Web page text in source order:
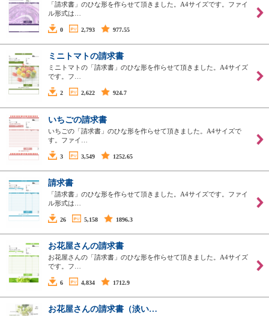
「請求書」のひな形を作らせて頂きました。A4サイズです。ファイ
ル形式は…
0 2,793 977.55
ミニトマトの請求書
ミニトマトの「請求書」のひな形を作らせて頂きました。A4サイズ
です。フ…
2 2,622 924.7
いちごの請求書
いちごの「請求書」のひな形を作らせて頂きました。A4サイズで
す。ファイ…
3 3,549 1252.65
請求書
「請求書」のひな形を作らせて頂きました。A4サイズです。ファイ
ル形式は…
26 5,158 1896.3
お花屋さんの請求書
お花屋さんの「請求書」のひな形を作らせて頂きました。A4サイズ
です。フ…
6 4,834 1712.9
お花屋さんの請求書（淡い…